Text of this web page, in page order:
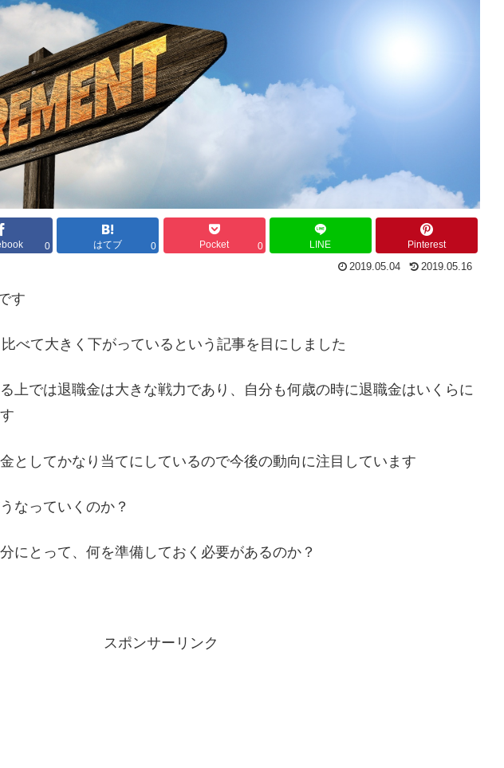
0 はてブ 0 Pocket 0 LINE Pinterest
2019.05.04 2019.05.16
す
べて大きく下がっているという記事を目にしました
上では退職金は大きな戦力であり、自分も何歳の時に退職金はいくらに
としてかなり当てにしているので今後の動向に注目しています
なっていくのか？
にとって、何を準備しておく必要があるのか？
スポンサーリンク